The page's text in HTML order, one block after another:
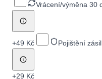
Vrácení/výměna 30
+49 Kč Pojištění
+29 Kč